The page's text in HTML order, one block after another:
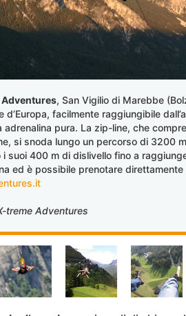
, San Vigilio di Marebbe
d’Europa, facilmente raggiungibile
adrenalina pura. La zip-line, che
si snoda lungo un percorso di 3200
suoi 400 m di dislivello fino a
ed è possibile prenotare direttamente
treme Adventures